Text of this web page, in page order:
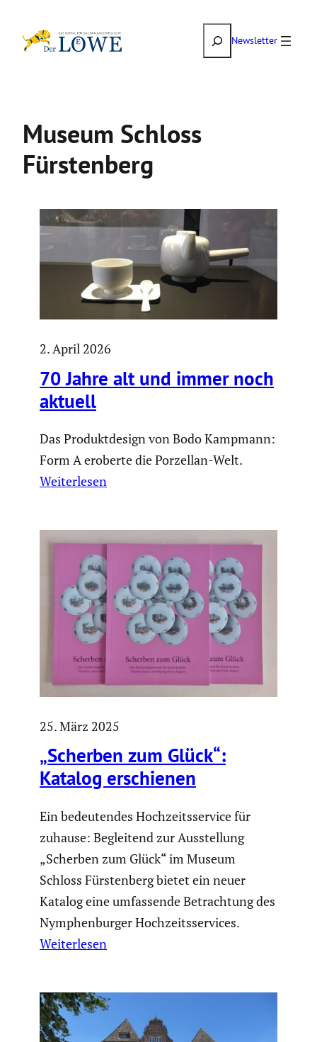
Inhalt
SuchenNewsletter
Museum Schloss
Fürstenberg
2. April 2026
70 Jahre alt und immer noch
aktuell
Das Produktdesign von Bodo Kampmann:
Form A eroberte die Porzellan-Welt.
Weiterlesen
25. März 2025
„Scherben zum Glück“:
Katalog erschienen
Ein bedeutendes Hochzeitsservice für
zuhause: Begleitend zur Ausstellung
„Scherben zum Glück“ im Museum
Schloss Fürstenberg bietet ein neuer
Katalog eine umfassende Betrachtung des
Nymphenburger Hochzeitsservices.
Weiterlesen